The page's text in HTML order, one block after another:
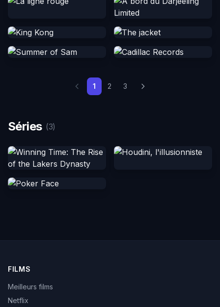
1 2 3
Séries (3)
FILMS
Meilleurs films
Netflix